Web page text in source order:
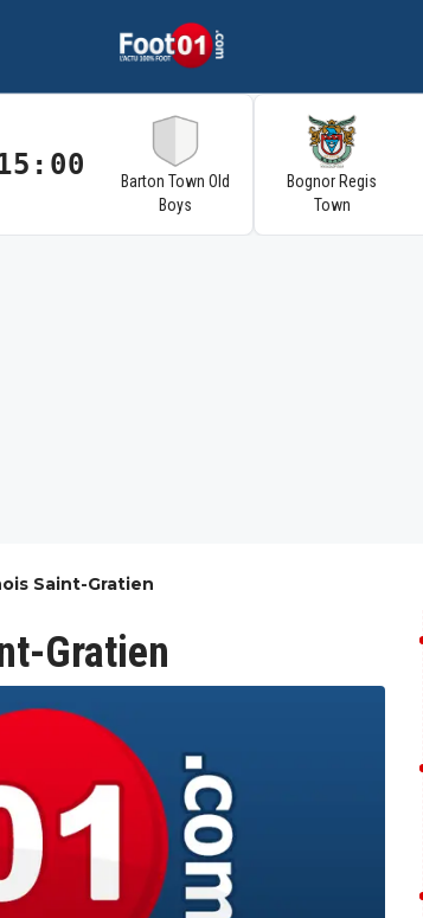
Barton Town Old
Boys
Bognor Regis
Town
Saint-Gratien
Gratien